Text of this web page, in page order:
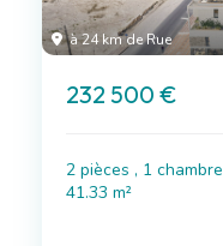
à 24 km de Rue
232 500 €
2 pièces , 1 chambre
41.33 m²